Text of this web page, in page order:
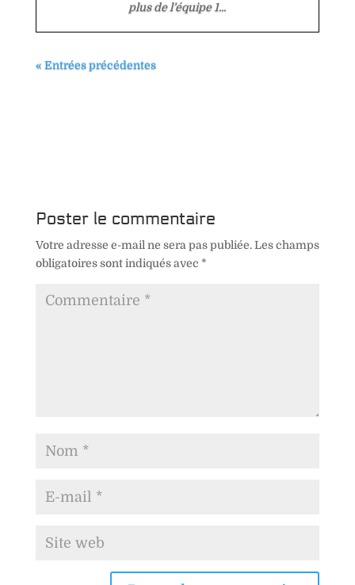
plus de l’équipe 1...
« Entrées précédentes
Poster le commentaire
Votre adresse e-mail ne sera pas publiée. Les champs
obligatoires sont indiqués avec *